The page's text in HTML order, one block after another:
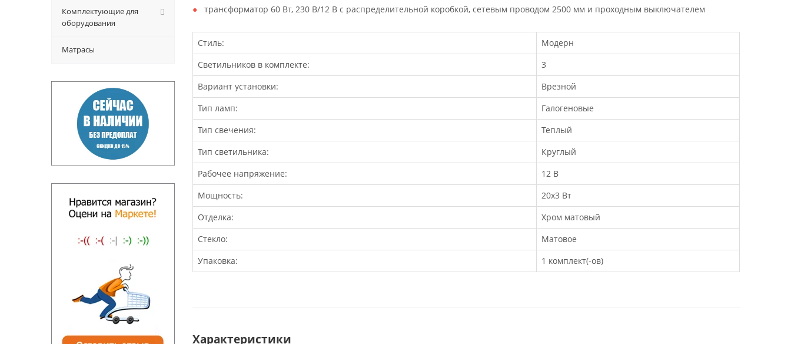
трансформатор 60 Вт, 230 В/12 В с распределительной коробкой, сетевым проводом 2500 мм и проходным выключателем
Стиль:
Модерн
Светильников в комплекте:
3
Вариант установки:
Врезной
Тип ламп:
Галогеновые
Тип свечения:
Теплый
Тип светильника:
Круглый
Рабочее напряжение:
12 В
Мощность:
20х3 Вт
Отделка:
Хром матовый
Стекло:
Матовое
Упаковка:
1 комплект(-ов)
Характеристики
Комплектующие для
оборудования
Матрасы